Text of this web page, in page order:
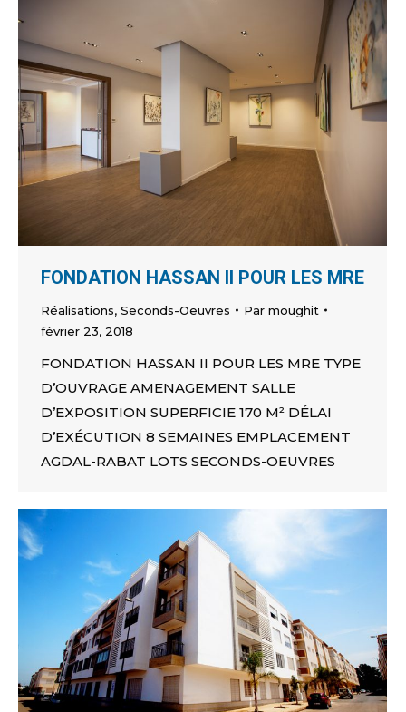
FONDATION HASSAN II POUR LES MRE
Réalisations, Seconds-Oeuvres Par moughit
février 23, 2018
FONDATION HASSAN II POUR LES MRE TYPE
D’OUVRAGE AMENAGEMENT SALLE
D’EXPOSITION SUPERFICIE 170 M² DÉLAI
D’EXÉCUTION 8 SEMAINES EMPLACEMENT
AGDAL-RABAT LOTS SECONDS-OEUVRES